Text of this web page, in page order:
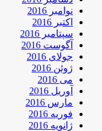
نوامبر 2016
اکتبر 2016
سپتامبر 2016
آگوست 2016
جولای 2016
ژوئن 2016
می 2016
آوریل 2016
مارس 2016
فوریه 2016
ژانویه 2016